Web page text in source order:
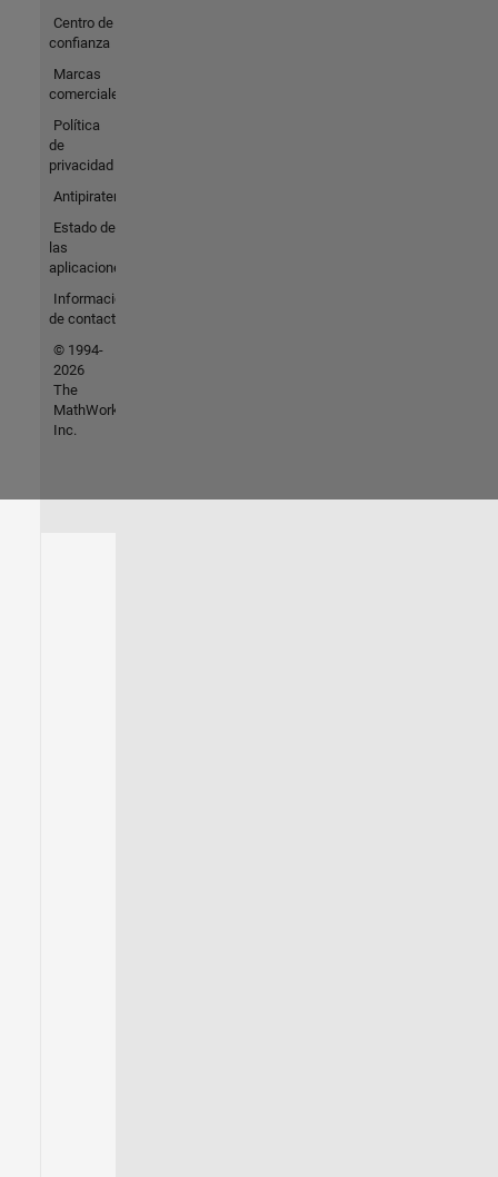
Centro de
confianza
Marcas
comerciales
Política
de
privacidad
Antipiratería
Estado de
las
aplicaciones
Información
de contacto
© 1994-
2026
The
MathWorks,
Inc.